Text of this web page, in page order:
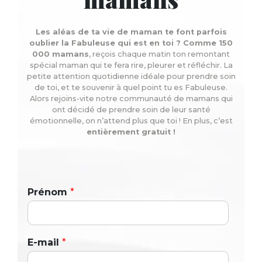
Les aléas de ta vie de maman te font parfois
oublier la Fabuleuse qui est en toi ? Comme 150
000 mamans, reçois chaque matin ton remontant
spécial maman qui te fera rire, pleurer et réfléchir. La
petite attention quotidienne idéale pour prendre soin
de toi, et te souvenir à quel point tu es Fabuleuse.
Alors rejoins-vite notre communauté de mamans qui
ont décidé de prendre soin de leur santé
émotionnelle, on n’attend plus que toi ! En plus, c’est
entièrement gratuit !
Prénom *
E-mail *